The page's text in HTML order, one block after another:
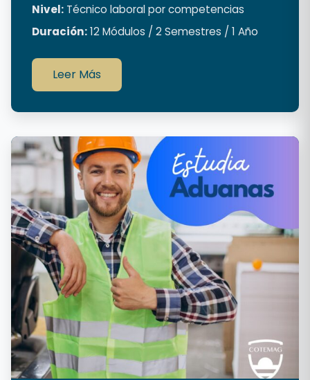
Nivel: Técnico laboral por competencias
Duración:12 Módulos / 2 Semestres / 1 Año
Leer Más